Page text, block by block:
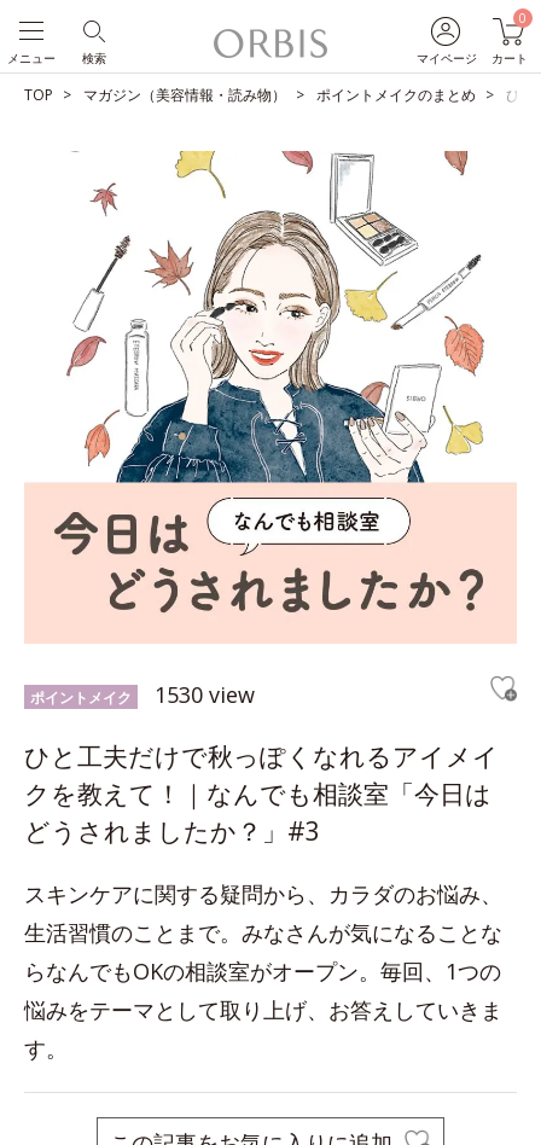
マイページ
0
カート
検索
メニュー
TOP マガジン（美容情報・読み物） ポイントメイクのまとめ ひと
ポイントメイク 1530 view
ひと工夫だけで秋っぽくなれるアイメイ
クを教えて！｜なんでも相談室「今日は
どうされましたか？」#3
スキンケアに関する疑問から、カラダのお悩み、
生活習慣のことまで。みなさんが気になることな
らなんでもOKの相談室がオープン。毎回、1つの
悩みをテーマとして取り上げ、お答えしていきま
す。